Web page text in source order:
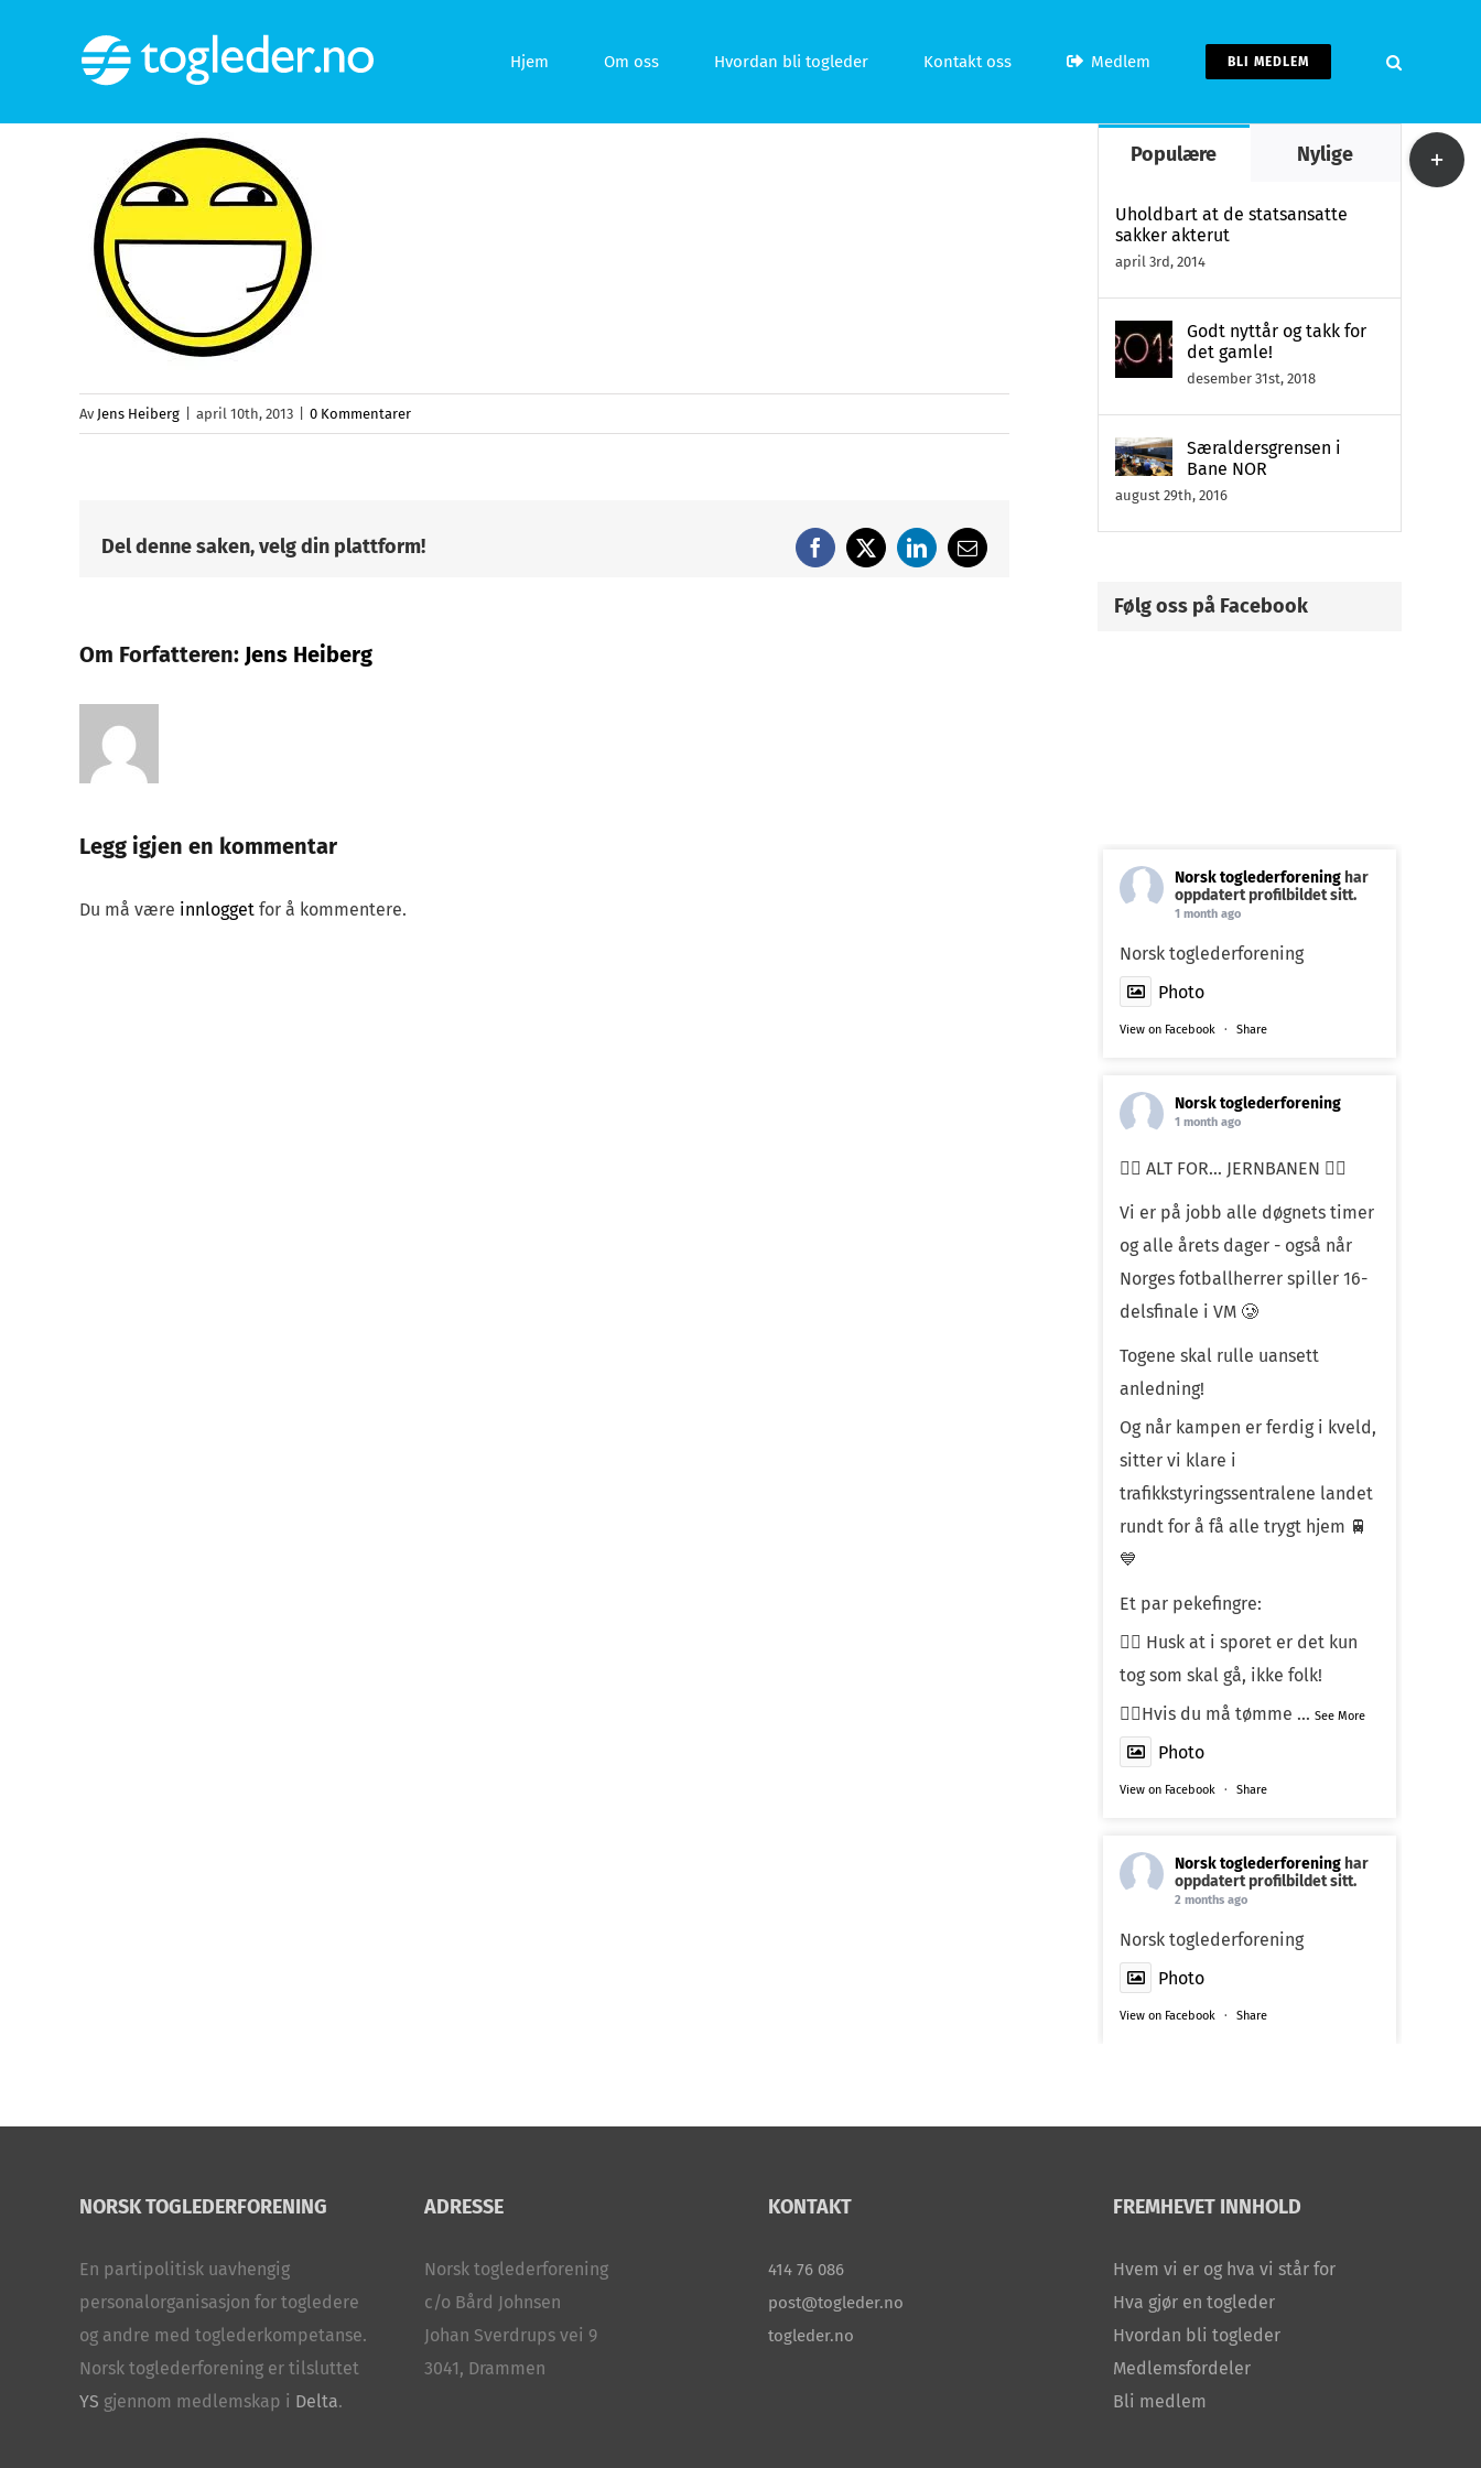
Hjem Om oss Hvordan bli togleder Kontakt oss Medlem BLI MEDLEM
Av Jens Heiberg april 10th, 2013 0 Kommentarer
Del denne saken, velg din plattform! Facebook
X LinkedIn
E-
Om Forfatteren: Jens Heiberg
Legg igjen en kommentar
Du må være innlogget for å kommentere.
Populære Nylige
Uholdbart at de statsansatte
sakker akterut
april 3rd, 2014
Godt nyttår og takk for
det gamle!
desember 31st, 2018
Særaldersgrensen i
Bane NOR
august 29th, 2016
Følg oss på Facebook
Norsk toglederforening har
oppdatert profilbildet sitt.
1 month ago
Norsk toglederforening
Photo
View on Facebook · Share
Norsk toglederforening
1 month ago
❤️‍🔥 ALT FOR… JERNBANEN ❤️‍🔥
Vi er på jobb alle døgnets timer
og alle årets dager - også når
Norges fotballherrer spiller 16-
delsfinale i VM 🥲
Togene skal rulle uansett
anledning!
Og når kampen er ferdig i kveld,
sitter vi klare i
trafikkstyringssentralene landet
rundt for å få alle trygt hjem 🚆
💙
Et par pekefingre:
☝🏼 Husk at i sporet er det kun
tog som skal gå, ikke folk!
☝🏼Hvis du må tømme ... See More
Photo
View on Facebook · Share
Norsk toglederforening har
oppdatert profilbildet sitt.
2 months ago
Norsk toglederforening
Photo
View on Facebook · Share
NORSK TOGLEDERFORENING
En partipolitisk uavhengig
personalorganisasjon for togledere
og andre med toglederkompetanse.
Norsk toglederforening er tilsluttet
YS gjennom medlemskap i Delta.
ADRESSE
Norsk toglederforening
c/o Bård Johnsen
Johan Sverdrups vei 9
3041, Drammen
KONTAKT
414 76 086
post@togleder.no
togleder.no
FREMHEVET INNHOLD
Hvem vi er og hva vi står for
Hva gjør en togleder
Hvordan bli togleder
Medlemsfordeler
Bli medlem
Toggle
Sliding